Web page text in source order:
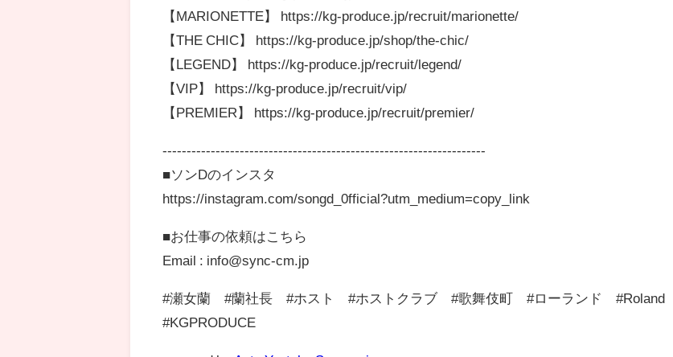
【MARIONETTE】 https://kg-produce.jp/recruit/marionette/
【THE CHIC】 https://kg-produce.jp/shop/the-chic/
【LEGEND】 https://kg-produce.jp/recruit/legend/
【VIP】 https://kg-produce.jp/recruit/vip/
【PREMIER】 https://kg-produce.jp/recruit/premier/
-------------------------------------------------------------------
■ソンDのインスタ
https://instagram.com/songd_0fficial?utm_medium=copy_link
■お仕事の依頼はこちら
Email : info@sync-cm.jp
#瀬女蘭 #蘭社長 #ホスト #ホストクラブ #歌舞伎町 #ローランド #Roland
#KGPRODUCE